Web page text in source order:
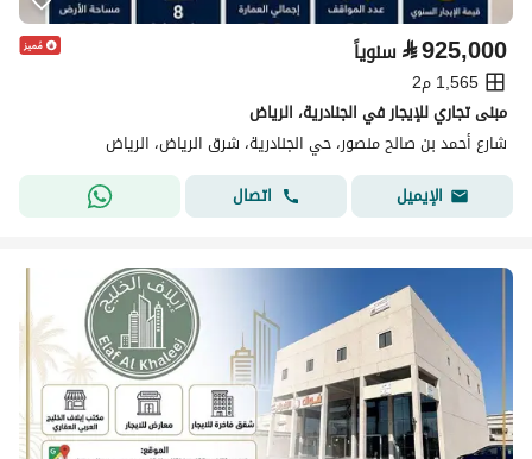
⃁925,000 سنوياً
1,565 م2
مبنى تجاري للإيجار في الجنادرية، الرياض
شارع أحمد بن صالح منصور، حي الجنادرية، شرق الرياض، الرياض
الإيميل
اتصال